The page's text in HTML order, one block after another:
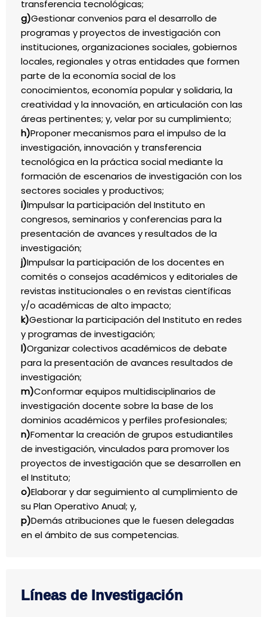
transferencia tecnológicas;
g)Gestionar convenios para el desarrollo de
programas y proyectos de investigación con
instituciones, organizaciones sociales, gobiernos
locales, regionales y otras entidades que formen
parte de la economía social de los
conocimientos, economía popular y solidaria, la
creatividad y la innovación, en articulación con las
áreas pertinentes; y, velar por su cumplimiento;
h)Proponer mecanismos para el impulso de la
investigación, innovación y transferencia
tecnológica en la práctica social mediante la
formación de escenarios de investigación con los
sectores sociales y productivos;
i)Impulsar la participación del Instituto en
congresos, seminarios y conferencias para la
presentación de avances y resultados de la
investigación;
j)Impulsar la participación de los docentes en
comités o consejos académicos y editoriales de
revistas institucionales o en revistas científicas
y/o académicas de alto impacto;
k)Gestionar la participación del Instituto en redes
y programas de investigación;
l)Organizar colectivos académicos de debate
para la presentación de avances resultados de
investigación;
m)Conformar equipos multidisciplinarios de
investigación docente sobre la base de los
dominios académicos y perfiles profesionales;
n)Fomentar la creación de grupos estudiantiles
de investigación, vinculados para promover los
proyectos de investigación que se desarrollen en
el Instituto;
o)Elaborar y dar seguimiento al cumplimiento de
su Plan Operativo Anual; y,
p)Demás atribuciones que le fuesen delegadas
en el ámbito de sus competencias.
Líneas de Investigación